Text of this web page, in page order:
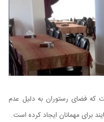
که فضای رستوران به دلیل عدم
برای مهمانان ایجاد کرده است.